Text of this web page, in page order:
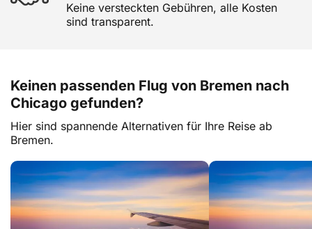
Keine versteckten Gebühren, alle Kosten
sind transparent.
Keinen passenden Flug von Bremen nach
Chicago gefunden?
Hier sind spannende Alternativen für Ihre Reise ab
Bremen.